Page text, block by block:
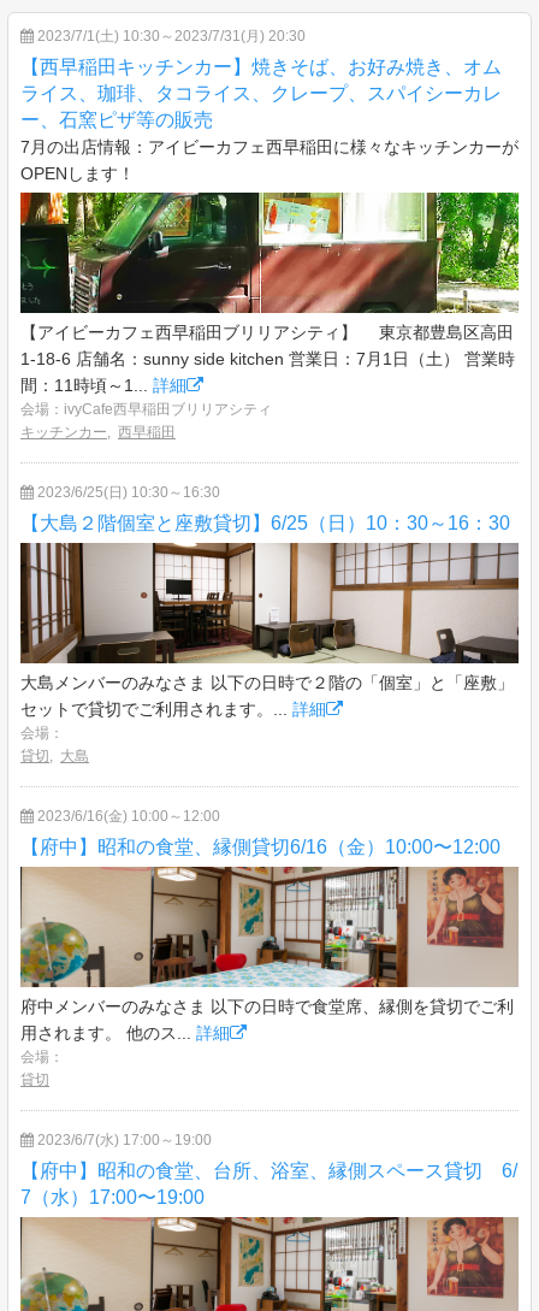
2023/7/1(土) 10:30～2023/7/31(月) 20:30
【西早稲田キッチンカー】焼きそば、お好み焼き、オム
ライス、珈琲、タコライス、クレープ、スパイシーカレ
ー、石窯ピザ等の販売
7月の出店情報：アイビーカフェ西早稲田に様々なキッチンカーが
OPENします！
【アイビーカフェ西早稲田ブリリアシティ】 東京都豊島区高田
1-18-6 店舗名：sunny side kitchen 営業日：7月1日（土） 営業時
間：11時頃～1... 詳細
会場：ivyCafe西早稲田ブリリアシティ
キッチンカー, 西早稲田
2023/6/25(日) 10:30～16:30
【大島２階個室と座敷貸切】6/25（日）10：30～16：30
大島メンバーのみなさま 以下の日時で２階の「個室」と「座敷」
セットで貸切でご利用されます。... 詳細
会場：
貸切 , 大島
2023/6/16(金) 10:00～12:00
【府中】昭和の食堂、縁側貸切6/16（金）10:00〜12:00
府中メンバーのみなさま 以下の日時で食堂席、縁側を貸切でご利
用されます。 他のス... 詳細
会場：
貸切
2023/6/7(水) 17:00～19:00
【府中】昭和の食堂、台所、浴室、縁側スペース貸切 6/
7（水）17:00〜19:00